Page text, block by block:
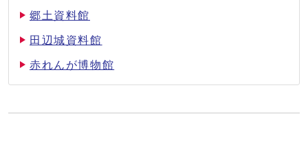
郷土資料館
田辺城資料館
赤れんが博物館